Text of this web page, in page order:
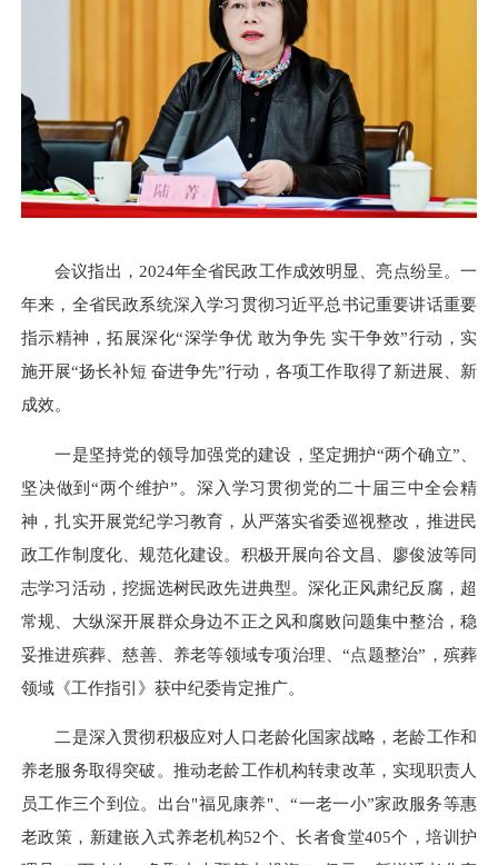
会议指出，2024年全省民政工作成效明显、亮点纷呈。一
年来，全省民政系统深入学习贯彻习近平总书记重要讲话重要
指示精神，拓展深化“深学争优 敢为争先 实干争效”行动，实
施开展“扬长补短 奋进争先”行动，各项工作取得了新进展、新
成效。
一是坚持党的领导加强党的建设，坚定拥护“两个确立”、
坚决做到“两个维护”。深入学习贯彻党的二十届三中全会精
神，扎实开展党纪学习教育，从严落实省委巡视整改，推进民
政工作制度化、规范化建设。积极开展向谷文昌、廖俊波等同
志学习活动，挖掘选树民政先进典型。深化正风肃纪反腐，超
常规、大纵深开展群众身边不正之风和腐败问题集中整治，稳
妥推进殡葬、慈善、养老等领域专项治理、“点题整治”，殡葬
领域《工作指引》获中纪委肯定推广。
二是深入贯彻积极应对人口老龄化国家战略，老龄工作和
养老服务取得突破。推动老龄工作机构转隶改革，实现职责人
员工作三个到位。出台"福见康养"、“一老一小”家政服务等惠
老政策，新建嵌入式养老机构52个、长者食堂405个，培训护